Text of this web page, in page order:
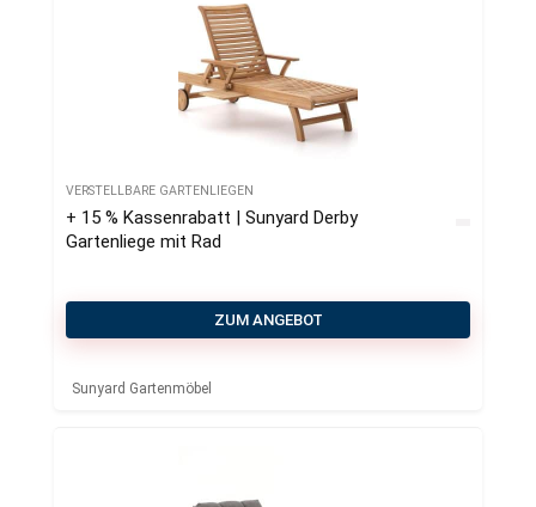
VERSTELLBARE GARTENLIEGEN
+ 15 % Kassenrabatt | Sunyard Derby
Gartenliege mit Rad
ZUM ANGEBOT
Sunyard Gartenmöbel